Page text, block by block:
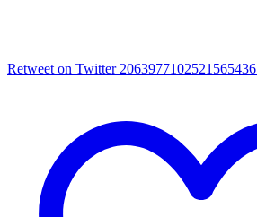
Retweet on Twitter 2063977102521565436